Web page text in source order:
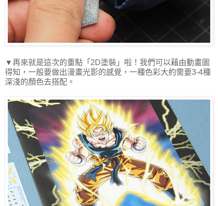
▼再來就是這次的重點「 2D塗裝」啦！我們可以藉由動畫圖
得知，一般要做出漫畫光影的感覺，一種色彩大約需要3-4種
深淺的顏色去搭配。